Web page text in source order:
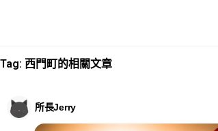
Tag: 西門町的相關文章
所長Jerry